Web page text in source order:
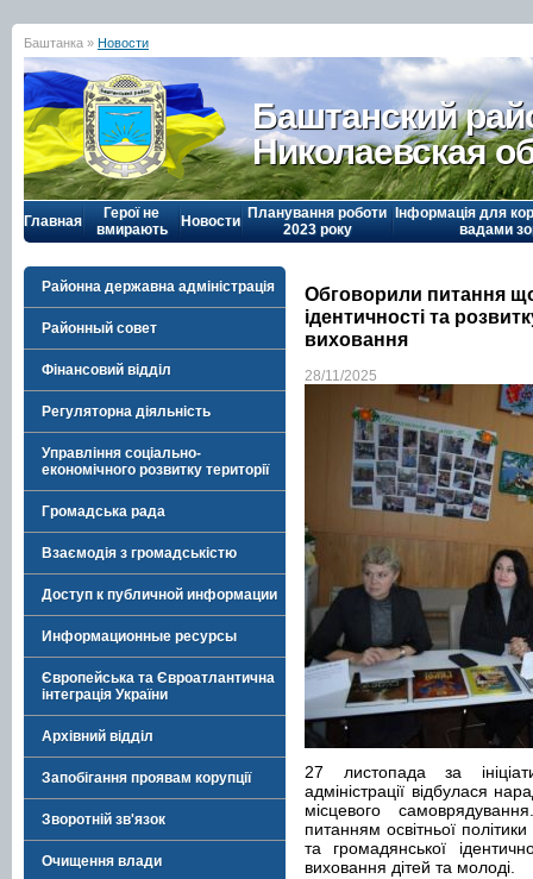
Баштанка » Новости
Баштанский
Николаевская
Главная
Герої не
вмирають
Новости Планування роботи
2023 року
Інформація для
вадами
Районна державна адміністрація
Районный совет
Фінансовий відділ
Регуляторна діяльність
Управління соціально-
економічного розвитку території
Громадська рада
Взаємодія з громадськістю
Доступ к публичной информации
Информационные ресурсы
Європейська та Євроатлантична
інтеграція України
Архівний відділ
Запобігання проявам корупції
Зворотній зв'язок
Очищення влади
Обговорили питання
ідентичності та
виховання
28/11/2025
27 листопада за
адміністрації відбулася
місцевого
питанням освітньої
та громадянської
виховання дітей та молоді.